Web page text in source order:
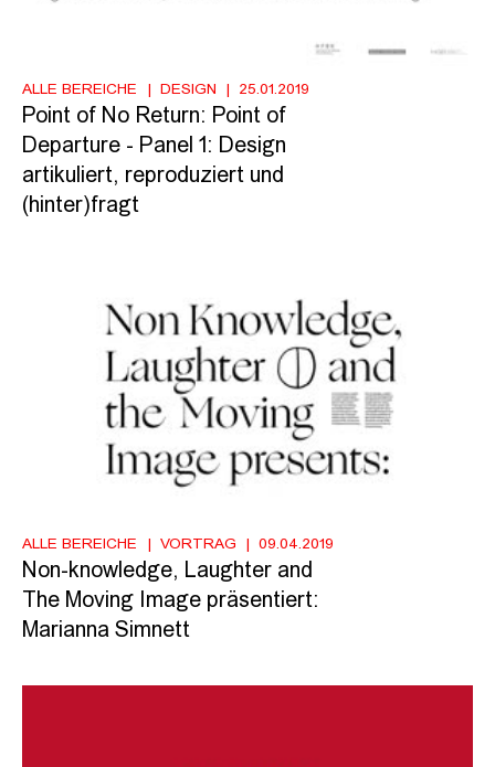
ALLE BEREICHE DESIGN 25.01.2019
Point of No Return: Point of
Departure - Panel 1: Design
artikuliert, reproduziert und
(hinter)fragt
ALLE BEREICHE VORTRAG 09.04.2019
Non-knowledge, Laughter and
The Moving Image präsentiert:
Marianna Simnett